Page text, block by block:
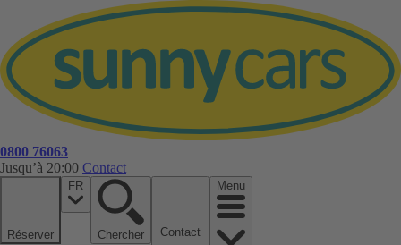
0800 76063
Jusqu’à 20:00 Contact
Réserver
FR
Chercher
Menu